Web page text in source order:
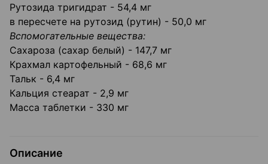
Рутозида тригидрат - 54,4 мг
в пересчете на рутозид (рутин) - 50,0 мг
Вспомогательные вещества:
Сахароза (сахар белый) - 147,7 мг
Крахмал картофельный - 68,6 мг
Тальк - 6,4 мг
Кальция стеарат - 2,9 мг
Масса таблетки - 330 мг
Описание